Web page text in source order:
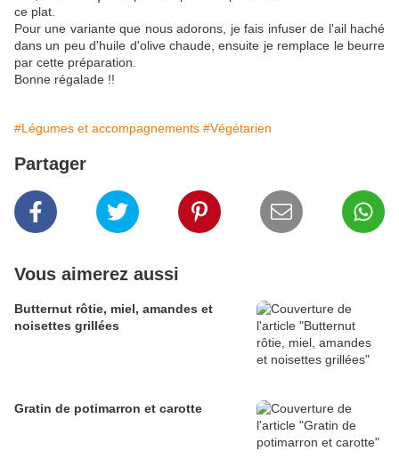
ce plat.
Pour une variante que nous adorons, je fais infuser de l'ail haché
dans un peu d'huile d'olive chaude, ensuite je remplace le beurre
par cette préparation.
Bonne régalade !!
#Légumes et accompagnements #Végétarien
Partager
Vous aimerez aussi
Butternut rôtie, miel, amandes et
noisettes grillées
Gratin de potimarron et carotte